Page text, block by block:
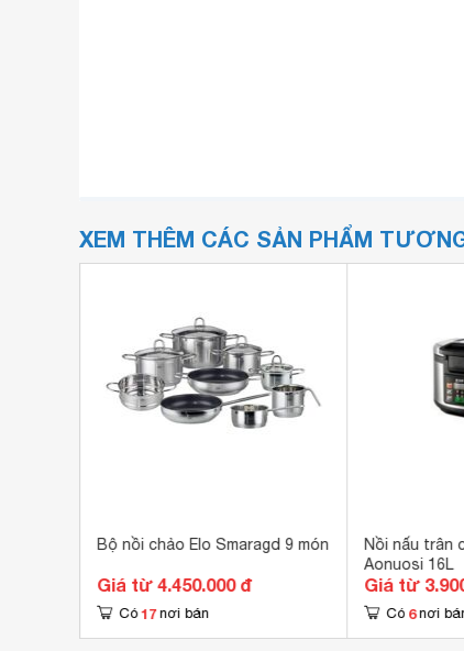
XEM THÊM CÁC SẢN PHẨM
Bộ nồi chảo Elo Smaragd 9 món
Giá từ 4.450.000 đ
Có 17 nơi bán
Nồi nấu trân
Aonuosi 16L
Giá từ
Có 6 nơi